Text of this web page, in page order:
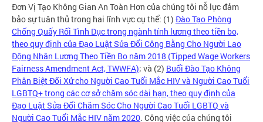
Đơn Vị Tạo Không Gian An Toàn Hơn của chúng tôi nỗ lực đảm
bảo sự tuân thủ trong hai lĩnh vực cụ thể: (1) Đào Tạo Phòng
Chống Quấy Rối Tình Dục trong ngành tính lương theo tiền bo,
theo quy định của Đạo Luật Sửa Đổi Công Bằng Cho Người Lao
Động Nhân Lương Theo Tiền Bo năm 2018 (Tipped Wage Workers
Fairness Amendment Act, TWWFA); và (2) Buổi Đào Tạo Không
Phân Biệt Đối Xử cho Người Cao Tuổi Mắc HIV và Người Cao Tuổi
LGBTQ+ trong các cơ sở chăm sóc dài hạn, theo quy định của
Đạo Luật Sửa Đổi Chăm Sóc Cho Người Cao Tuổi LGBTQ và
Người Cao Tuổi Mắc HIV năm 2020. Công việc của chúng tôi